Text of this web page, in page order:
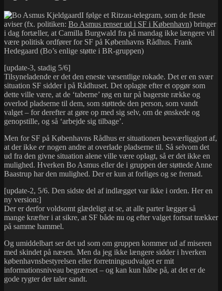
I følge et Ritzau-telegram, som de fleste
aviser (fx. politiken: Bo Asmus renser ud i SF i København) bringer
i dag fortæller, at Camilla Burgwald fra på mandag ikke længere vil
være politisk ordfører for SF på Københavns Rådhus. Frank
Hedegaard (Bo’s enlige støtte i BR-gruppen)
[update-3, stadig 5/6]
Tilsyneladende er det den eneste væsentlige rokade. Det er en svær
situation SF sidder i på Rådhuset. Det oplagte efter et opgør som
dette ville være, at de ‘taberne’ røg en tur på bagerste række og
overlod pladserne til dem, som støttede den person, som vandt
valget – for derefter at gøre op med sig selv, om de ønskede og
genopstille, og så ‘arbejde sig tilbage’.
Men for SF på Københavns Rådhus er situationen besværliggjort af,
at der ikke ernogen andre at overlade pladserne til. Så selvom det
ud fra den givne situation alene ville være oplagt, så er det ikke en
mulighed. Hverken Bo Asmus eller de i gruppen der støttede Anne
Baastrup har den mulighed. Der er kun at forliges og se fremad.
[update-2, 5/6. Den sidste del af indlægget var ikke i orden. Her en
ny version:]
Der er derfor voldsomt glædeligt at se, at alle parter lægger så
mange kræfter i at sikre, at SF både nu og efter valget fortsat trækker
på samme hammel.
Og umiddelbart ser det ud som om gruppen kommer ud af miseren
med skindet på næsen. Men da jeg ikke længere sidder i hverken
københavnsbestyrelsen eller forretningsudvalget er mit
informationsniveau begrænset – og kan kun håbe på, at det er de
gode rygter der taler sandt.